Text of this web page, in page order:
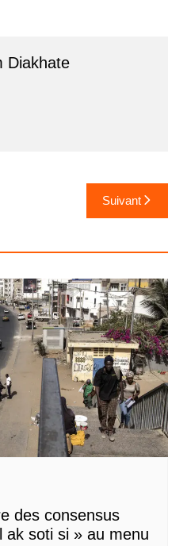
Diakhate
Suivant
des consensus
ak soti si » au menu